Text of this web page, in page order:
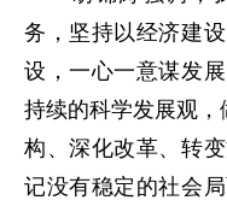
务，坚持以经济建
设，一心一意谋发
持续的科学发展观，
构、深化改革、转
记没有稳定的社会